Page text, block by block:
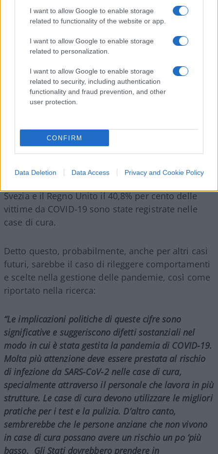
I want to allow Google to enable storage
related to functionality of the website or app.
I want to allow Google to enable storage
related to personalization.
I want to allow Google to enable storage
related to security, including authentication
functionality and fraud prevention, and other
user protection.
CONFIRM
Data Deletion Data Access Privacy and Cookie Policy
milioni di persone vivono in case di cura o strutture
di assistenza residenziale, che rappresentano l’ 0,6%
tali strutture rappresentano il 42% di tutti i morti per
E non si tratterebbe di un’anomalia americana.
ricercatori dell’International Long Care Care Policy
Network sottolinea come in Austria, Australia,
Belgio, Canada, Danimarca, Francia, Germania,
Hong Kong, Ungheria, Irlanda, Israele, Norvegia,
Svezia e il Regno Unito il 40,8% per cento delle
vittime da COVID-19 sono state registrate nelle
case di cura.
Detto questo, probabilmente, anche per altri casi
futuri, sarebbe il caso di rileggere comportamenti
e scelte nella gestione delle pandemie, così come
riportato nella ricerca:
“Le implicazioni politiche di queste cifre sono
significative e suggeriscono difetti sostanziali nel
modo in cui è stata gestita la pandemia di COVID-19.
Molta più attenzione deve essere prestata al rischio
di infezione da SARS-CoV-2 nelle case di cura,
specialmente attraverso il personale che lavora in più
strutture. Le case di cura devono utilizzare le migliori
pratiche per i test e la pulizia. D’altro canto,
sembrerebbe che le persone anziane che non vivono
in case di cura possano avere un rischio un po ‘più
basso. Gli Stati dovrebbero prendere in